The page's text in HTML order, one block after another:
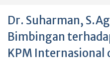
Dr. Suharman,
Bimbingan
KPM Internasional